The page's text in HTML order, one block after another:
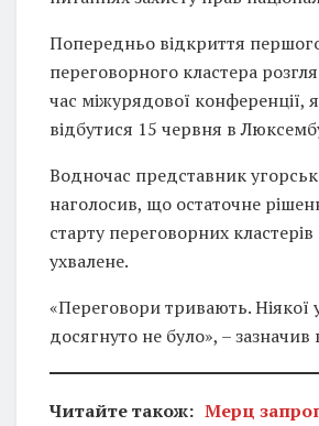
Попередньо відкриття
переговорного кластера
час міжурядової конференції,
відбутися 15 червня в
Водночас представник
наголосив, що остаточне
старту переговорних
ухвалене.
«Переговори тривають. Ніякої
досягнуто не було», – зазначив
Читайте також: Мерц